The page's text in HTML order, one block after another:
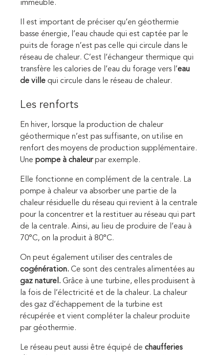
immeuble.
Il est important de préciser qu’en géothermie
basse énergie, l’eau chaude qui est captée par le
puits de forage n’est pas celle qui circule dans le
réseau de chaleur. C’est l’échangeur thermique qui
transfère les calories de l’eau du forage vers l’eau
de ville qui circule dans le réseau de chaleur.
Les renforts
En hiver, lorsque la production de chaleur
géothermique n’est pas suffisante, on utilise en
renfort des moyens de production supplémentaire.
Une pompe à chaleurpar exemple.
Elle fonctionne en complément de la centrale. La
pompe à chaleur va absorber une partie de la
chaleur résiduelle du réseau qui revient à la centrale
pour la concentrer et la restituer au réseau qui part
de la centrale. Ainsi, au lieu de produire de l’eau à
70°C, on la produit à 80°C.
On peut également utiliser des centrales de
cogénération. Ce sont des centrales alimentées au
gaz naturel. Grâce à une turbine, elles produisent à
la fois de l’électricité et de la chaleur. La chaleur
des gaz d’échappement de la turbine est
récupérée et vient compléter la chaleur produite
par géothermie.
Le réseau peut aussi être équipé de chaufferies